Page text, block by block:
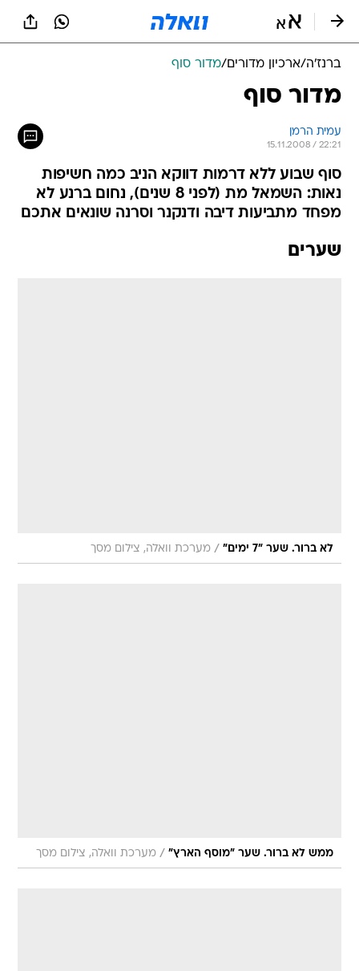
ברנז'ה/ארכיון מדורים/מדור סוף
מדור סוף
עמית הרמן
15.11.2008 / 22:21
סוף שבוע ללא דרמות דווקא הניב כמה חשיפות
נאות: השמאל מת (לפני 8 שנים), נחום ברנע לא
מפחד מתביעות דיבה ודנקנר וסרנה שונאים אתכם
שערים
לא ברור. שער "7 ימים" / מערכת וואלה, צילום מסך
ממש לא ברור. שער "מוסף הארץ" / מערכת וואלה, צילום מסך